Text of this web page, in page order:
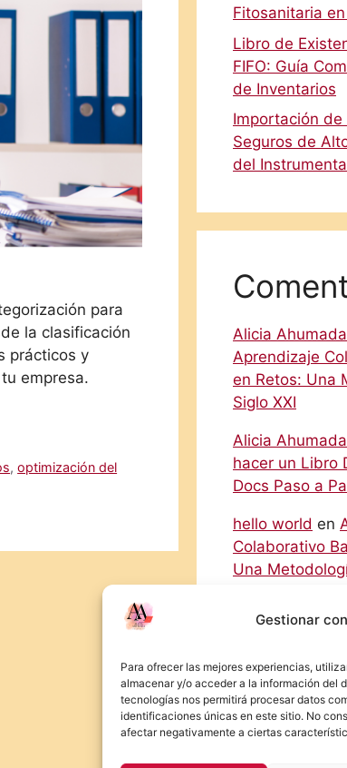
Gestionar
Para ofrecer las mejores experiencias,
almacenar y/o acceder a la información del
tecnologías nos permitirá procesar datos
identificaciones únicas en este sitio. No
afectar negativamente a ciertas
para
la clasificación
prácticos y
empresa.
,optimización del
Fitosanitaria
Libro de
FIFO: Guía
de Inventarios
Importación de
Seguros de
del
Alicia
Aprendizaje
en Retos: Una
Siglo XXI
Alicia
hacer un Libro
Docs Paso a
hello world en
Colaborativo
Una
Digital en
Eliecer
Diferencias y
NIC y las NIIF: